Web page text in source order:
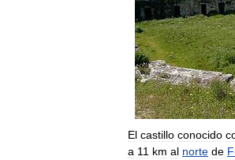
El castillo conocido
a 11 km al norte de